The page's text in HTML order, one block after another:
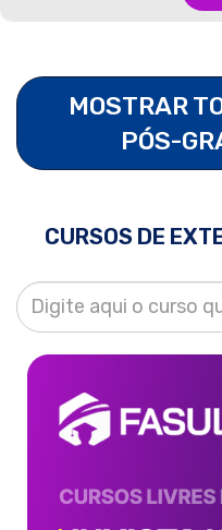
MOSTRAR
PÓS-
CURSOS DE